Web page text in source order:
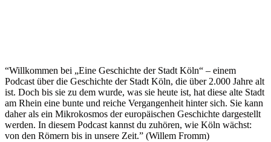
“Willkommen bei „Eine Geschichte der Stadt Köln“ – einem
Podcast über die Geschichte der Stadt Köln, die über 2.000 Jahre alt
ist. Doch bis sie zu dem wurde, was sie heute ist, hat diese alte Stadt
am Rhein eine bunte und reiche Vergangenheit hinter sich. Sie kann
daher als ein Mikrokosmos der europäischen Geschichte dargestellt
werden. In diesem Podcast kannst du zuhören, wie Köln wächst:
von den Römern bis in unsere Zeit.” (Willem Fromm)